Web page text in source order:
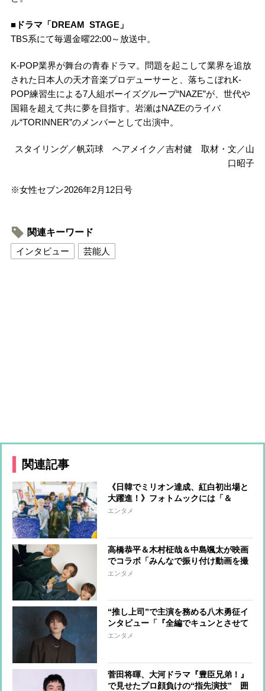
■ドラマ「DREAM STAGE」
TBS系にて毎週金曜22:00～放送中。
K-POP業界が舞台の青春ドラマ。問題を起こして業界を追放
された日本人の天才音楽プロデューサーと、落ちこぼれK-
POP練習生による7人組ボーイズグループ“NAZE”が、世代や
国籍を超えて共に夢を目指す。岩瀬はNAZEのライバ
ル“TORINNER”のメンバーとして出演中。
スタイリング／帆苅球 ヘアメイク／吉村健 取材・文／山
口昭子
※女性セブン2026年2月12日号
関連キーワード
インタビュー
芸能人
関連記事
《日韓でミリオン達成、紅白初出場と
大躍進！》フォトムックには「＆
TEAMの夏休みを覗き見するような写
エンタメ
高橋恭平＆木村柾哉＆中島颯太が映画
でコラボ「みんなで振り付け動画を撮
ってSNSに」「クリスマスパーティー
エンタメ
“推し上司”で主演を務める八木勇征イ
ンタビュー「『全編でキュンとさせて
やる！』という気合で挑みました（笑
エンタメ
菅田将暉、大河ドラマ『豊臣兄弟！』
で見せたプロ顔負けの“指先演技” 囲